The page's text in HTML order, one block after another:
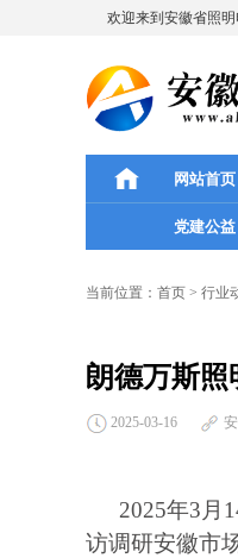
欢迎来到安徽省照
网站首页
党建公益
当前位置： 首页 > 行业
朗德万斯
2025-03-16
2025年3月
访调研安徽市